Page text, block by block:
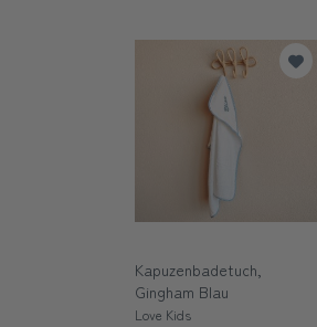
Kapuzenbadetuch,
Gingham Blau
Love Kids